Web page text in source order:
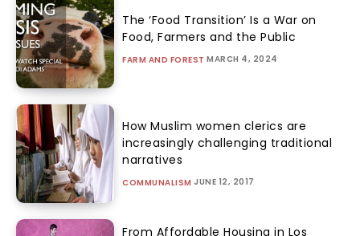
The ‘Food Transition’ Is a War on
Food, Farmers and the Public
FARM AND FOREST MARCH 4, 2024
How Muslim women clerics are
increasingly challenging traditional
narratives
COMMUNALISM JUNE 12, 2017
From Affordable Housing in Los